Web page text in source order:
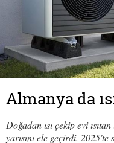
Almanya da
Doğadan ısı çekip evi
yarısını ele geçirdi. 2025'te